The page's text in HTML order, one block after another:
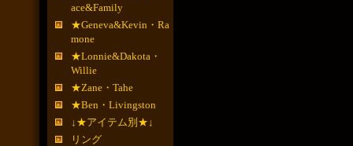
ace&Family
★Geneva&Kevin・Ra
mone
★Lonnie&Dakota・
Willie
★Zane・Tahe
★Ben・Livingston
↓★アイテム別★↓
リング